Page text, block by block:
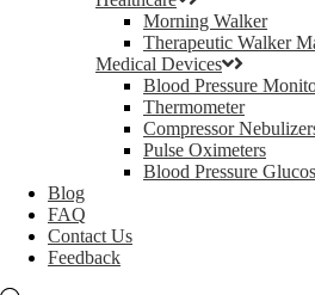
Morning Walker
Therapeutic Walker
Medical Devices
Blood Pressure
Thermometer
Compressor
Pulse Oximeters
Blood Pressure
Blog
FAQ
Contact Us
Feedback